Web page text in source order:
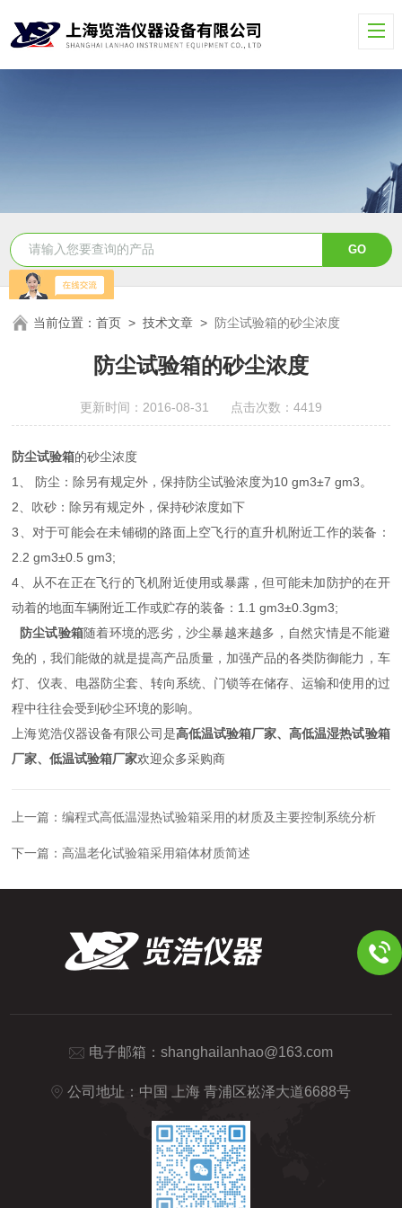
当前位置：首页 >技术文章 > 防尘试验箱的砂尘浓度
防尘试验箱的砂尘浓度
更新时间：2016-08-31 点击次数：4419
防尘试验箱的砂尘浓度
1、 防尘：除另有规定外，保持防尘试验浓度为10 gm3±7 gm3。
2、吹砂：除另有规定外，保持砂浓度如下
3、对于可能会在未铺砌的路面上空飞行的直升机附近工作的装备：
2.2 gm3±0.5 gm3;
4、从不在正在飞行的飞机附近使用或暴露，但可能未加防护的在开
动着的地面车辆附近工作或贮存的装备：1.1 gm3±0.3gm3;
防尘试验箱随着环境的恶劣，沙尘暴越来越多，自然灾情是不能避
免的，我们能做的就是提高产品质量，加强产品的各类防御能力，车
灯、仪表、电器防尘套、转向系统、门锁等在储存、运输和使用的过
程中往往会受到砂尘环境的影响。
上海览浩仪器设备有限公司是高低温试验箱厂家、高低温湿热试验箱
厂家、低温试验箱厂家欢迎众多采购商
上一篇：编程式高低温湿热试验箱采用的材质及主要控制系统分析
下一篇：高温老化试验箱采用箱体材质简述
电子邮箱： shanghailanhao@163.com
公司地址：中国 上海 青浦区崧泽大道6688号